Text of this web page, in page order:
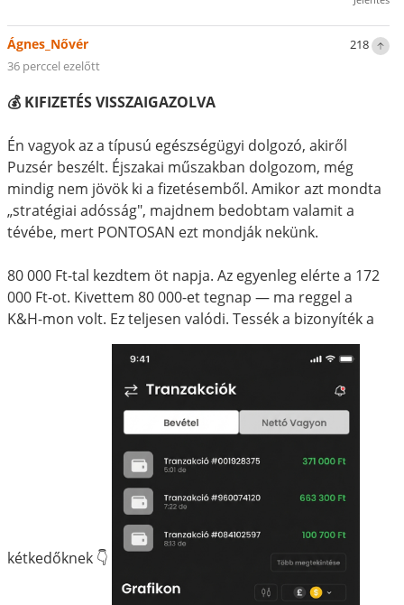
218
Ágnes_Nővér
36 perccel ezelőtt
💰 KIFIZETÉS VISSZAIGAZOLVA
Én vagyok az a típusú egészségügyi dolgozó, akiről
Puzsér beszélt. Éjszakai műszakban dolgozom, még
mindig nem jövök ki a fizetésemből. Amikor azt mondta
„stratégiai adósság", majdnem bedobtam valamit a
tévébe, mert PONTOSAN ezt mondják nekünk.
80 000 Ft-tal kezdtem öt napja. Az egyenleg elérte a 172
000 Ft-ot. Kivettem 80 000-et tegnap — ma reggel a
K&H-mon volt. Ez teljesen valódi. Tessék a bizonyíték a
kétkedőknek 👇